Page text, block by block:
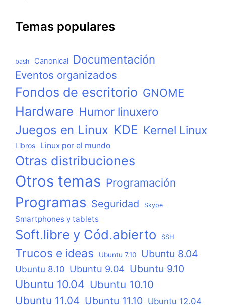
Temas populares
bash Canonical Documentación
Eventos organizados
Fondos de escritorio GNOME
Hardware Humor linuxero
Juegos en Linux KDE Kernel Linux
Libros Linux por el mundo
Otras distribuciones
Otros temas Programación
Programas Seguridad Skype
Smartphones y tablets
Soft.libre y Cód.abierto SSH
Trucos e ideas Ubuntu 7.10 Ubuntu 8.04
Ubuntu 8.10 Ubuntu 9.04 Ubuntu 9.10
Ubuntu 10.04 Ubuntu 10.10
Ubuntu 11.04 Ubuntu 11.10 Ubuntu 12.04